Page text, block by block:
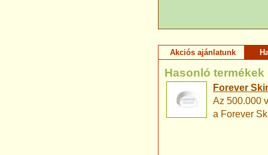
Akciós ajánlatunk
Hasonló termékek
Forever
Az 500.000
a Forever